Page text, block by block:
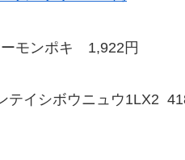
モンポキ 1,922円
テイシボウニュウ1LX2